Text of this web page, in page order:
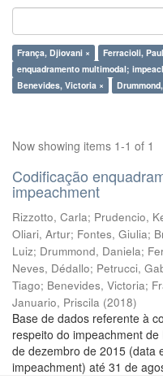
França, Djiovani × Ferracioli,
enquadramento multimodal;
Benevides, Victoria ×
Now showing items 1-1 of 1
Codificação
impeachment
Rizzotto, Carla; Prudencio,
Oliari, Artur; Fontes, Giulia;
Luiz; Drummond, Daniela;
Neves, Dédallo; Petrucci,
Tiago; Benevides, Victoria;
Januario, Priscila (2018)
Base de dados referente à
respeito do impeachment
de dezembro de 2015 (data
impeachment) até 31 de